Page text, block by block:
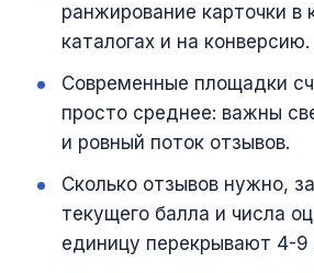
ранжирование карточки в
каталогах и на конверсию.
Современные площадки
просто среднее: важны
и ровный поток отзывов.
Сколько отзывов нужно,
текущего балла и числа
единицу перекрывают 4-9